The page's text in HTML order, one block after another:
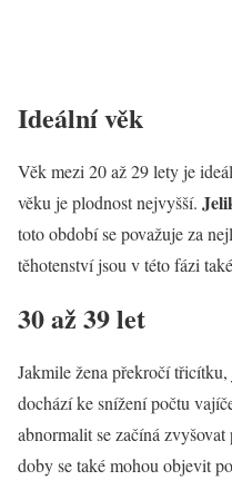
Ideální věk
Věk mezi 20 až 29 lety je
věku je plodnost nejvyšší.
toto období se považuje za
těhotenství jsou v této fázi
30 až 39 let
Jakmile žena překročí
dochází ke snížení počtu
abnormalit se začíná
doby se také mohou objevit